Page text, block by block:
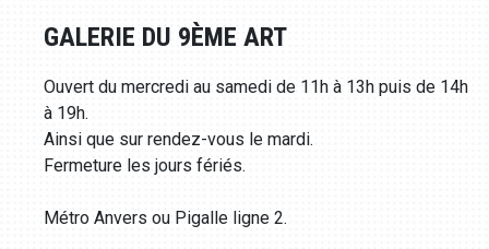
GALERIE DU 9ÈME ART
Ouvert du mercredi au samedi de 11h à 13h puis de 14h
à 19h.
Ainsi que sur rendez-vous le mardi.
Fermeture les jours fériés.
Métro Anvers ou Pigalle ligne 2.